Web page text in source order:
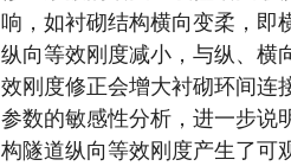
响，如衬砌结构横向变柔，即
纵向等效刚度减小，与纵、横
效刚度修正会增大衬砌环间连
参数的敏感性分析，进一步说
构隧道纵向等效刚度产生了可